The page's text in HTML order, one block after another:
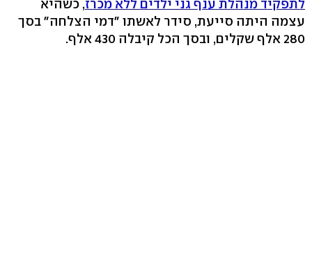
לתפקיד מנהלת ענף גני ילדים ללא מכרז, כשהיא
עצמה היתה סייעת, סידר לאשתו "דמי הצלחה" בסך
280 אלף שקלים, ובסך הכל קיבלה 430 אלף.